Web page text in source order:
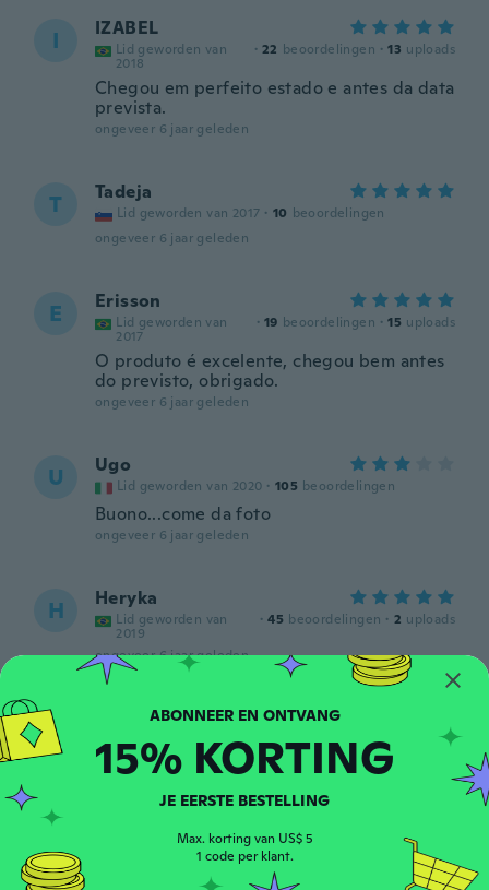
I IZABEL
Lid geworden van
2018
· 22 beoordelingen · 13 uploads
Chegou em perfeito estado e antes da data
prevista.
ongeveer 6 jaar geleden
T Tadeja
Lid geworden van 2017 · 10 beoordelingen
ongeveer 6 jaar geleden
E Erisson
Lid geworden van
2017
· 19 beoordelingen · 15 uploads
O produto é excelente, chegou bem antes
do previsto, obrigado.
ongeveer 6 jaar geleden
U Ugo
Lid geworden van 2020 · 105 beoordelingen
Buono...come da foto
ongeveer 6 jaar geleden
H Heryka
Lid geworden van
2019
· 45 beoordelingen · 2 uploads
ongeveer 6 jaar geleden
智 Lid geworden van 2018 · 256 beoordelingen · 10
uploads
ongeveer 6 jaar geleden
Lid geworden van 2020 · 73 beoordelingen
uploads
ongeveer 6 jaar geleden
ABONNEER EN ONTVANG
15% KORTING
JE EERSTE BESTELLING
Max. korting van US$ 5
1 code per klant.